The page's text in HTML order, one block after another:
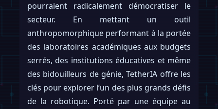
pourraient radicalement démocratiser le
secteur. En mettant un outil
anthropomorphique performant à la portée
des laboratoires académiques aux budgets
serrés, des institutions éducatives et même
des bidouilleurs de génie, TetherIA offre les
clés pour explorer l’un des plus grands défis
de la robotique. Porté par une équipe au